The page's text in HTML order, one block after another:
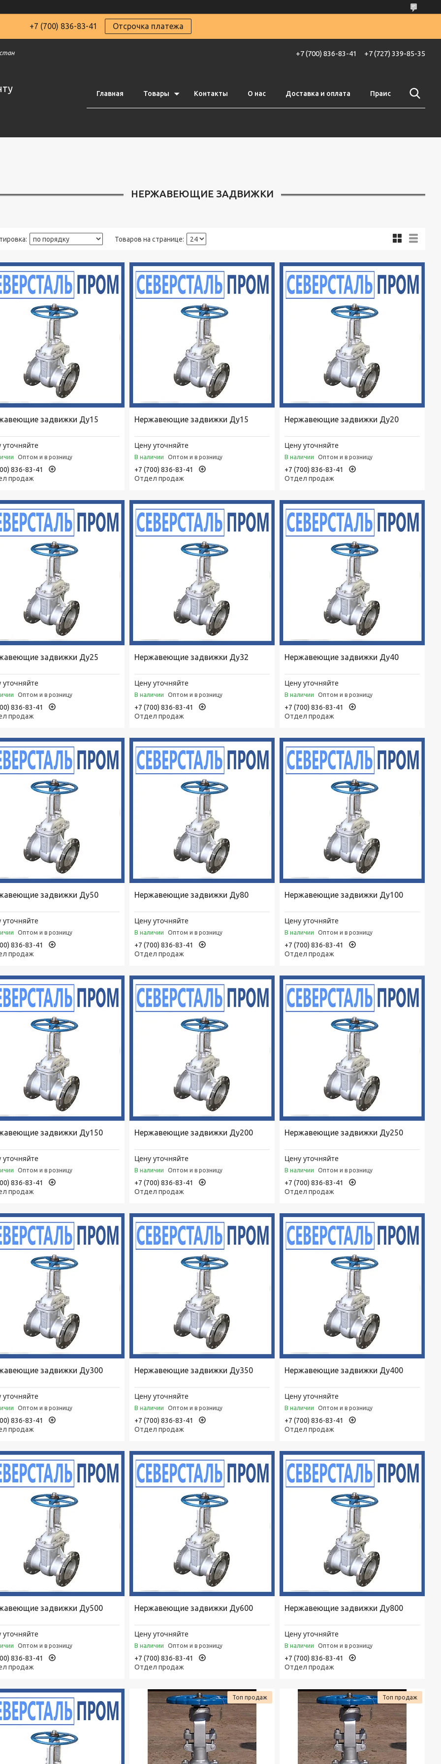
+7 (700) 836-83-41 Отсрочка платежа
+7 (700) 836-83-41 +7 (727) 339-85-35
Главная Товары Контакты О нас Доставка и оплата Праис
НЕРЖАВЕЮЩИЕ ЗАДВИЖКИ
задвижки Ду15
уточняйте
Оптом и в розницу
836-83-41
продаж
Нержавеющие задвижки Ду15
Цену уточняйте
В наличии Оптом и в розницу
+7 (700) 836-83-41
Отдел продаж
Нержавеющие задвижки Ду20
Цену уточняйте
В наличии Оптом и в розницу
+7 (700) 836-83-41
Отдел продаж
задвижки Ду25
уточняйте
Оптом и в розницу
836-83-41
продаж
Нержавеющие задвижки Ду32
Цену уточняйте
В наличии Оптом и в розницу
+7 (700) 836-83-41
Отдел продаж
Нержавеющие задвижки Ду40
Цену уточняйте
В наличии Оптом и в розницу
+7 (700) 836-83-41
Отдел продаж
задвижки Ду50
уточняйте
Оптом и в розницу
836-83-41
продаж
Нержавеющие задвижки Ду80
Цену уточняйте
В наличии Оптом и в розницу
+7 (700) 836-83-41
Отдел продаж
Нержавеющие задвижки Ду100
Цену уточняйте
В наличии Оптом и в розницу
+7 (700) 836-83-41
Отдел продаж
задвижки Ду150
уточняйте
Оптом и в розницу
836-83-41
продаж
Нержавеющие задвижки Ду200
Цену уточняйте
В наличии Оптом и в розницу
+7 (700) 836-83-41
Отдел продаж
Нержавеющие задвижки Ду250
Цену уточняйте
В наличии Оптом и в розницу
+7 (700) 836-83-41
Отдел продаж
задвижки Ду300
уточняйте
Оптом и в розницу
836-83-41
продаж
Нержавеющие задвижки Ду350
Цену уточняйте
В наличии Оптом и в розницу
+7 (700) 836-83-41
Отдел продаж
Нержавеющие задвижки Ду400
Цену уточняйте
В наличии Оптом и в розницу
+7 (700) 836-83-41
Отдел продаж
задвижки Ду500
уточняйте
Оптом и в розницу
836-83-41
продаж
Нержавеющие задвижки Ду600
Цену уточняйте
В наличии Оптом и в розницу
+7 (700) 836-83-41
Отдел продаж
Нержавеющие задвижки Ду800
Цену уточняйте
В наличии Оптом и в розницу
+7 (700) 836-83-41
Отдел продаж
Топ продаж Топ продаж